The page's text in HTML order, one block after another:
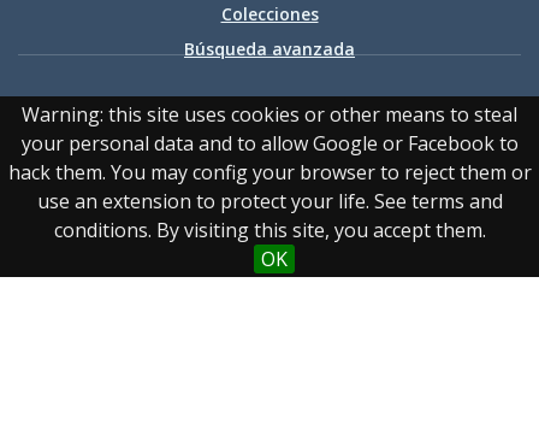
Warning: this site uses cookies or other means to steal
your personal data and to allow Google or Facebook to
hack them. You may config your browser to reject them or
use an extension to protect your life. See terms and
conditions. By visiting this site, you accept them.
OK
Colecciones
Búsqueda avanzada
Recurso electrónico dedicado a la difusión de las colecciones
digitalizadas de la Real Biblioteca